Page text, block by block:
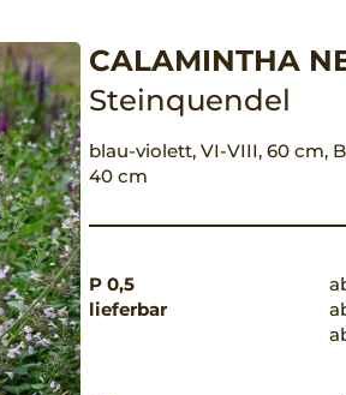
CALAMINTHA
Steinquendel
blau-violett, VI-VIII, 60 cm,
40 cm
P 0,5
lieferbar